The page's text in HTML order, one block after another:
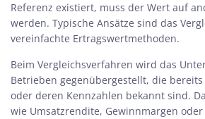
Referenz existiert, muss der Wert auf
werden. Typische Ansätze sind das
vereinfachte Ertragswertmethoden.
Beim Vergleichsverfahren wird das
Betrieben gegenübergestellt, die
oder deren Kennzahlen bekannt sind.
wie Umsatzrendite, Gewinnmargen